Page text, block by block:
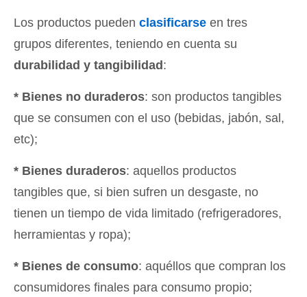
Los productos pueden clasificarse en tres
grupos diferentes, teniendo en cuenta su
durabilidad y tangibilidad:
* Bienes no duraderos: son productos tangibles
que se consumen con el uso (bebidas, jabón, sal,
etc);
* Bienes duraderos: aquellos productos
tangibles que, si bien sufren un desgaste, no
tienen un tiempo de vida limitado (refrigeradores,
herramientas y ropa);
* Bienes de consumo: aquéllos que compran los
consumidores finales para consumo propio;